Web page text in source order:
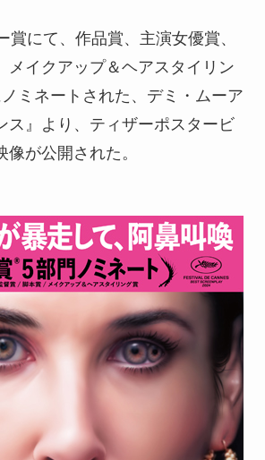
賞にて、作品賞、主演女優賞、
メイクアップ＆ヘアスタイリン
ミネートされた、デミ・ムーア
ス』より、ティザーポスタービ
が公開された。